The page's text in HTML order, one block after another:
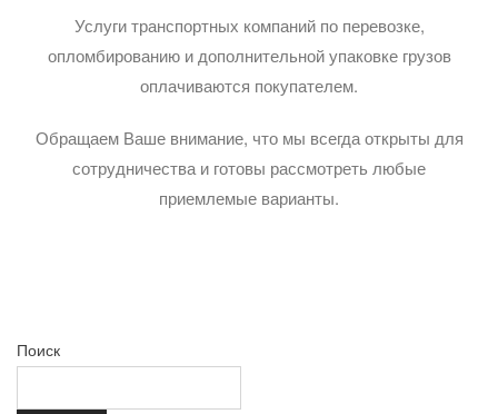
Услуги транспортных компаний по перевозке,
опломбированию и дополнительной упаковке грузов
оплачиваются покупателем.
Обращаем Ваше внимание, что мы всегда открыты для
сотрудничества и готовы рассмотреть любые
приемлемые варианты.
Поиск